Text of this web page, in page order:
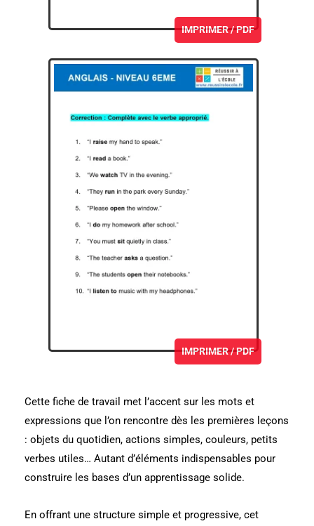
IMPRIMER / PDF
IMPRIMER / PDF
Cette fiche de travail met l’accent sur les mots et
expressions que l’on rencontre dès les premières leçons
: objets du quotidien, actions simples, couleurs, petits
verbes utiles… Autant d’éléments indispensables pour
construire les bases d’un apprentissage solide.
En offrant une structure simple et progressive, cet